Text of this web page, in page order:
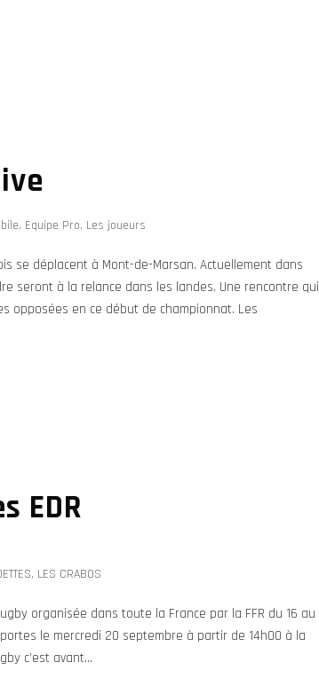
, Equipe Pro, Les joueurs
se déplacent à Mont-de-Marsan. Actuellement dans
seront à la relance dans les landes. Une rencontre qui
opposées en ce début de championnat. Les
EDR
, LES CRABOS
organisée dans toute la France par la FFR du 16 au
le mercredi 20 septembre à partir de 14h00 à la
c’est avant...